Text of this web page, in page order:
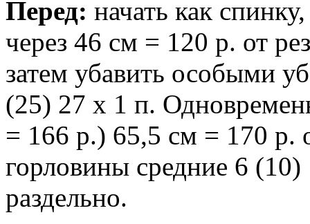
Перед: начать как
через 46 см = 120 р. от
затем убавить особыми
(25) 27 х 1 п.
= 166 р.) 65,5 см = 170 р.
горловины средние 6
раздельно.